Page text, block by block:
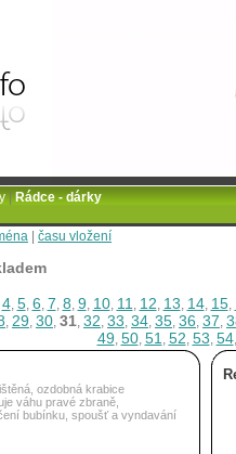
času vložení
4, 5, 6, 7, 8, 9, 10, 11, 12, 13, 14, 15,
, 29, 30, 31, 32, 33, 34, 35, 36, 37,
49, 50, 51, 52, 53, 54,
ozdobná krabice
váhu pravé zbraně,
bubínku, spoušť a vyndavání
|Rádce - dárky